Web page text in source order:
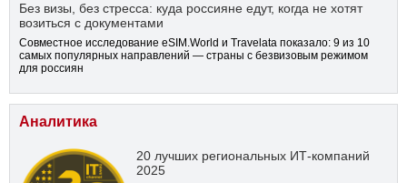
Без визы, без стресса: куда россияне едут, когда не хотят
возиться с документами
Совместное исследование eSIM.World и Travelata показало: 9 из 10
самых популярных направлений — страны с безвизовым режимом
для россиян
Аналитика
20 лучших региональных ИТ-компаний
2025